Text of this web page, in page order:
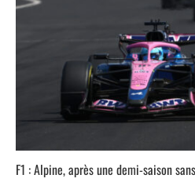
F1 : Alpine, après une demi-saison